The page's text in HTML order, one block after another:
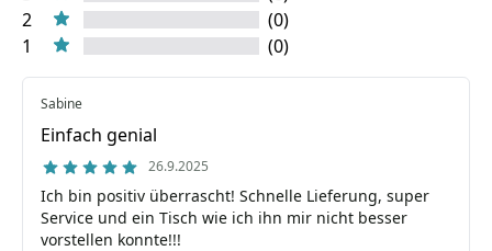
2
(0)
1
(0)
Sabine
Einfach genial
26.9.2025
Ich bin positiv überrascht! Schnelle Lieferung, super
Service und ein Tisch wie ich ihn mir nicht besser
vorstellen konnte!!!